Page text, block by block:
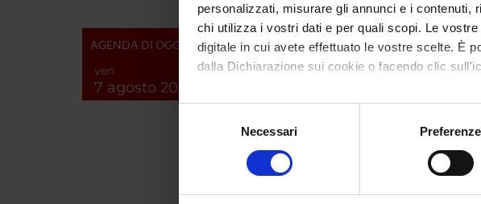
personalizzati, misurare gli annunci e i
chi utilizza i vostri dati e per quali scopi. Le
digitale in cui avete effettuato le vostre scelte. È
dalla Dichiarazione sui cookie o facendo clic
Con il tuo consenso, vorremmo anche:
raccogliere informazioni sulla tua
digitali).
Necessari Preferenze
AGENDA DI OGGI
ven
7 agosto 2026
Gian Maria Fabrizi
COLLABORATORI
Zanette Giampietro